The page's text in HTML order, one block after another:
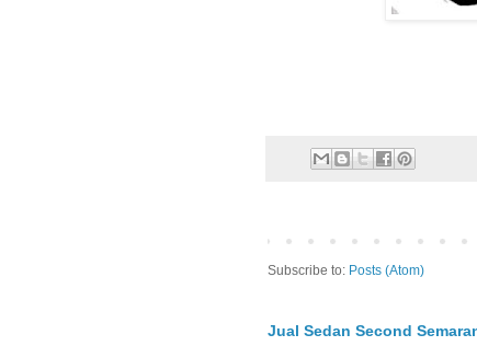
Subscribe to: Posts (Atom)
Jual Sedan Second